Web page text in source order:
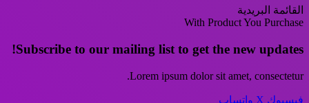
القائمة البريدية
With Product You Purchase
Subscribe to our mailing list to get the new updates!
Lorem ipsum dolor sit amet, consectetur.
فيسبوك ‫X واتساب